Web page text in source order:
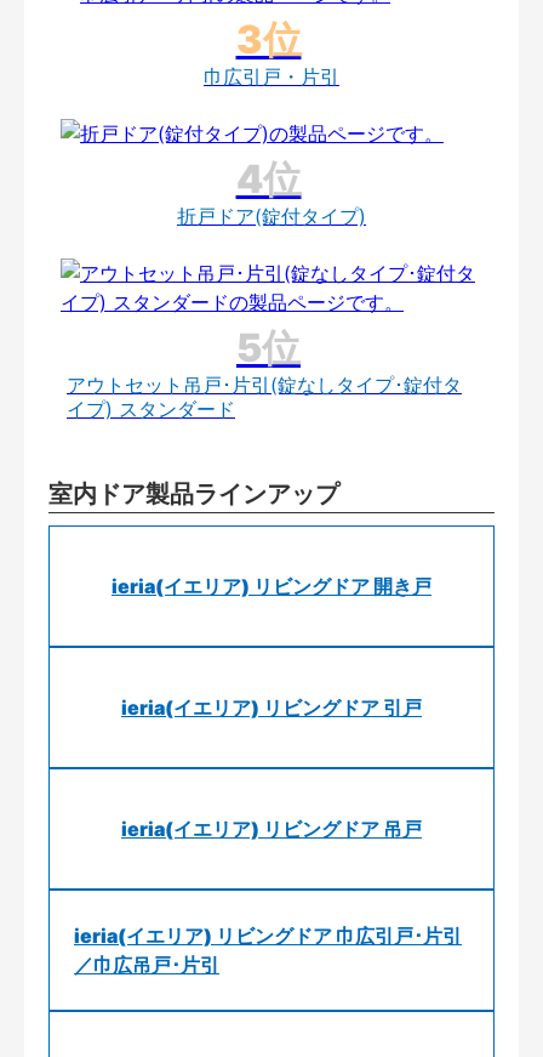
巾広引戸・片引
折戸ドア(錠付タイプ)
アウトセット吊戸･片引(錠なしタイプ･錠付タ
イプ) スタンダード
室内ドア製品ラインアップ
ieria(イエリア) リビングドア 開き戸
ieria(イエリア) リビングドア 引戸
ieria(イエリア) リビングドア 吊戸
ieria(イエリア) リビングドア 巾広引戸･片引
／巾広吊戸･片引